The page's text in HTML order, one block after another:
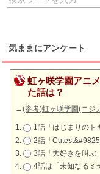
気ままにアンケート
虹ヶ咲学園アニ
た話は？
→(参考)虹ヶ咲学園(ニジ
1話「はじまりのト
2話「
3話「大好きを叫ぶ」
4話は「未知なるミ